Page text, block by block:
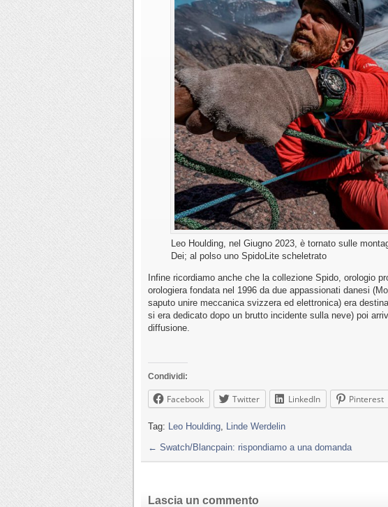
Leo Houlding, nel Giugno 2023, è tornato sulle
Dei; al polso uno SpidoLite scheletrato
Infine ricordiamo anche che la collezione Spido, orologio
orologiera fondata nel 1996 da due appassionati danesi
saputo unire meccanica svizzera ed elettronica) era
si era dedicato dopo un brutto incidente sulla neve) poi
diffusione.
Condividi:
Facebook Twitter LinkedIn Pinterest
Tag: Leo Houlding, Linde Werdelin
← Swatch/Blancpain: rispondiamo a una domanda
Lascia un commento